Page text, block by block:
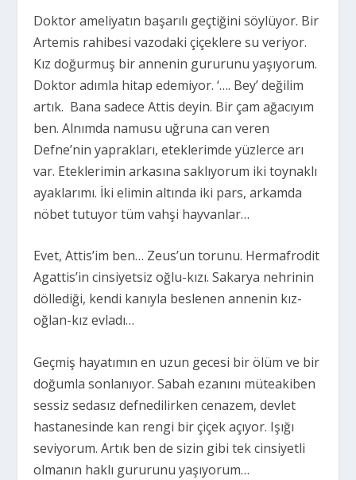
Doktor ameliyatın başarılı geçtiğini söylüyor. Bir
Artemis rahibesi vazodaki çiçeklere su veriyor.
Kız doğurmuş bir annenin gururunu yaşıyorum.
Doktor adımla hitap edemiyor. ‘…. Bey’ değilim
artık. Bana sadece Attis deyin. Bir çam ağacıyım
ben. Alnımda namusu uğruna can veren
Defne’nin yaprakları, eteklerimde yüzlerce arı
var. Eteklerimin arkasına saklıyorum iki toynaklı
ayaklarımı. İki elimin altında iki pars, arkamda
nöbet tutuyor tüm vahşi hayvanlar…
Evet, Attis’im ben… Zeus’un torunu. Hermafrodit
Agattis’in cinsiyetsiz oğlu-kızı. Sakarya nehrinin
döllediği, kendi kanıyla beslenen annenin kız-
oğlan-kız evladı…
Geçmiş hayatımın en uzun gecesi bir ölüm ve bir
doğumla sonlanıyor. Sabah ezanını müteakiben
sessiz sedasız defnedilirken cenazem, devlet
hastanesinde kan rengi bir çiçek açıyor. Işığı
seviyorum. Artık ben de sizin gibi tek cinsiyetli
olmanın haklı gururunu yaşıyorum…